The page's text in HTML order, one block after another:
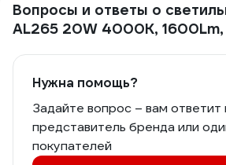
Вопросы и ответы о
AL265 20W 4000К, 1600Lm,
Нужна помощь?
Задайте вопрос – вам ответит
представитель бренда или
покупателей